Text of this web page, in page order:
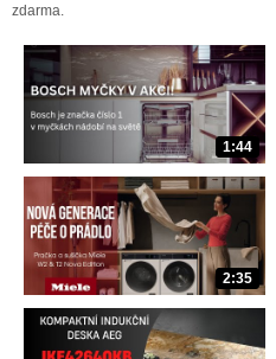
zdarma.
1:44
2:35